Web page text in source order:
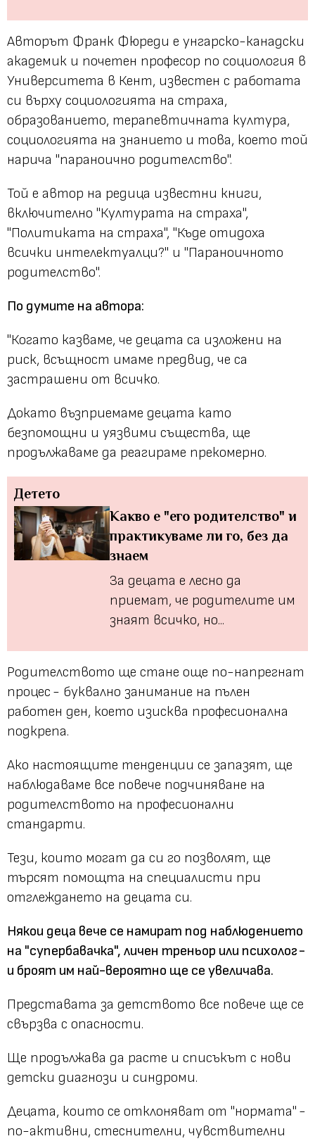
Авторът Франк Фюреди е унгарско-канадски
академик и почетен професор по социология в
Университета в Кент, известен с работата
си върху социологията на страха,
образованието, терапевтичната култура,
социологията на знанието и това, което той
нарича "параноично родителство".
Той е автор на редица известни книги,
включително "Културата на страха",
"Политиката на страха", "Къде отидоха
всички интелектуалци?" и "Параноичното
родителство".
По думите на автора:
"Когато казваме, че децата са изложени на
риск, всъщност имаме предвид, че са
застрашени от всичко.
Докато възприемаме децата като
безпомощни и уязвими същества, ще
продължаваме да реагираме прекомерно.
Детето
Какво е "его родителство" и
практикуваме ли го, без да
знаем
За децата е лесно да
приемат, че родителите им
знаят всичко, но...
Родителството ще стане още по-напрегнат
процес - буквално занимание на пълен
работен ден, което изисква професионална
подкрепа.
Ако настоящите тенденции се запазят, ще
наблюдаваме все повече подчиняване на
родителството на професионални
стандарти.
Тези, които могат да си го позволят, ще
търсят помощта на специалисти при
отглеждането на децата си.
Някои деца вече се намират под наблюдението
на "супербавачка", личен треньор или психолог -
и броят им най-вероятно ще се увеличава.
Представата за детството все повече ще се
свързва с опасности.
Ще продължава да расте и списъкът с нови
детски диагнози и синдроми.
Децата, които се отклоняват от "нормата" -
по-активни, стеснителни, чувствителни